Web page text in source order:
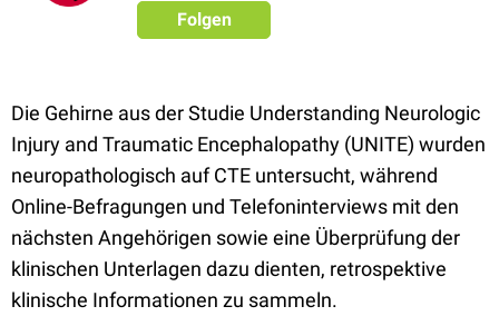
Folgen
Die Gehirne aus der Studie Understanding Neurologic
Injury and Traumatic Encephalopathy (UNITE) wurden
neuropathologisch auf CTE untersucht, während
Online-Befragungen und Telefoninterviews mit den
nächsten Angehörigen sowie eine Überprüfung der
klinischen Unterlagen dazu dienten, retrospektive
klinische Informationen zu sammeln.